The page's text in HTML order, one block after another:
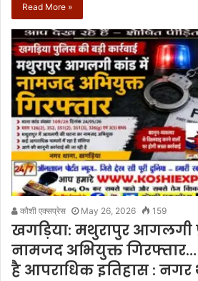
Read More »
कौशी एक्सप्रेस May 26, 2026 159
खगड़िया: मथुरापुर आगलगी
नामजद अभियुक्त गिरफ्तार…
है आपराधिक इतिहास : नगर